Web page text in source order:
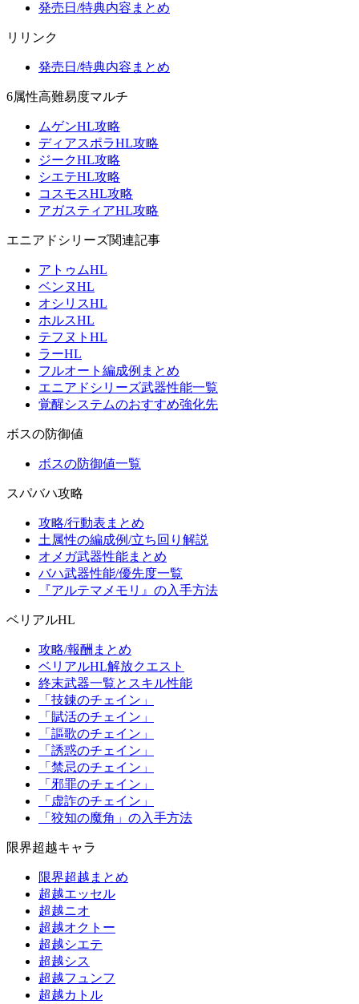
発売日/特典内容まとめ
リリンク
発売日/特典内容まとめ
6属性高難易度マルチ
ムゲンHL攻略
ディアスポラHL攻略
ジークHL攻略
シエテHL攻略
コスモスHL攻略
アガスティアHL攻略
エニアドシリーズ関連記事
アトゥムHL
ベンヌHL
オシリスHL
ホルスHL
テフヌトHL
ラーHL
フルオート編成例まとめ
エニアドシリーズ武器性能一覧
覚醒システムのおすすめ強化先
ボスの防御値
ボスの防御値一覧
スパバハ攻略
攻略/行動表まとめ
土属性の編成例/立ち回り解説
オメガ武器性能まとめ
バハ武器性能/優先度一覧
『アルテマメモリ』の入手方法
ベリアルHL
攻略/報酬まとめ
ベリアルHL解放クエスト
終末武器一覧とスキル性能
「技錬のチェイン」
「賦活のチェイン」
「謳歌のチェイン」
「誘惑のチェイン」
「禁忌のチェイン」
「邪罪のチェイン」
「虚詐のチェイン」
「狡知の魔角」の入手方法
限界超越キャラ
限界超越まとめ
超越エッセル
超越ニオ
超越オクトー
超越シエテ
超越シス
超越フュンフ
超越カトル